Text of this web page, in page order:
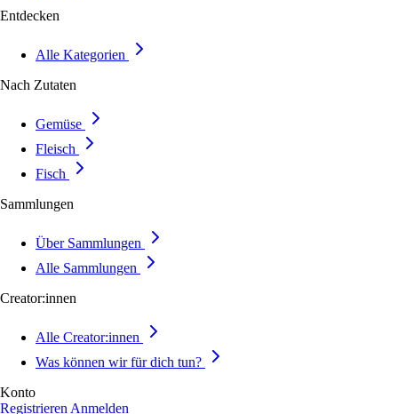
Entdecken
Alle Kategorien
Nach Zutaten
Gemüse
Fleisch
Fisch
Sammlungen
Über Sammlungen
Alle Sammlungen
Creator:innen
Alle Creator:innen
Was können wir für dich tun?
Konto
Registrieren Anmelden